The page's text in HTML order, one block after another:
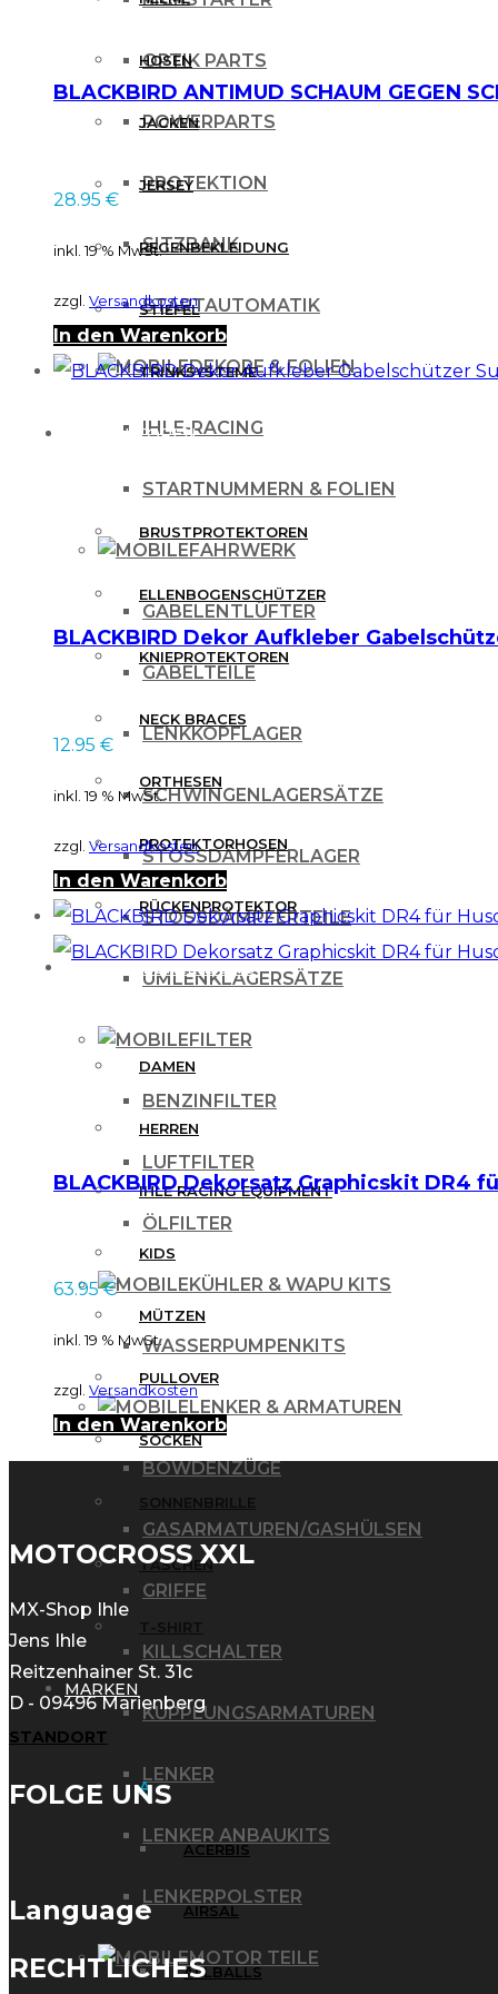
OPTIK PARTS
POWERPARTS
PROTEKTION
SITZBANK
STARTAUTOMATIK
DEKORE & FOLIEN
IHLE-RACING
STARTNUMMERN & FOLIEN
FAHRWERK
GABELENTLÜFTER
GABELTEILE
LENKKOPFLAGER
SCHWINGENLAGERSÄTZE
STOSSDÄMPFERLAGER
STOSSDÄMPFERTEILE
UMLENKLAGERSÄTZE
FILTER
BENZINFILTER
LUFTFILTER
ÖLFILTER
KÜHLER & WAPU KITS
WASSERPUMPENKITS
LENKER & ARMATUREN
BOWDENZÜGE
GASARMATUREN/GASHÜLSEN
GRIFFE
KILLSCHALTER
KUPPLUNGSARMATUREN
LENKER
LENKER ANBAUKITS
LENKERPOLSTER
MOTOR TEILE
HOSEN
JACKEN
JERSEY
REGENBEKLEIDUNG
STIEFEL
TRINKSYSTEME
PROTEKTOREN
BRUSTPROTEKTOREN
ELLENBOGENSCHÜTZER
KNIEPROTEKTOREN
NECK BRACES
ORTHESEN
PROTEKTORHOSEN
RÜCKENPROTEKTOR
FREIZEITBEKLEIDUNG
DAMEN
HERREN
IHLE RACING EQUIPMENT
KIDS
MÜTZEN
PULLOVER
SOCKEN
SONNENBRILLE
TASCHEN
T-SHIRT
MARKEN
A
ACERBIS
AIRSAL
ALLBALLS
BLACKBIRD ANTIMUD SCHAUM GEGEN
28.95 €
inkl. 19 % MwSt.
zzgl. Versandkosten
In den Warenkorb
BLACKBIRD Dekor Aufkleber
12.95 €
inkl. 19 % MwSt.
zzgl. Versandkosten
In den Warenkorb
BLACKBIRD Dekorsatz Graphicskit DR4
63.95€
inkl. 19 % MwSt.
zzgl. Versandkosten
In den Warenkorb
MOTOCROSS XXL
MX-Shop Ihle
Jens Ihle
Reitzenhainer St. 31c
D - 09496 Marienberg
STANDORT
FOLGE UNS
Language
RECHTLICHES